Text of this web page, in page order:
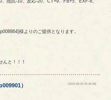
様よりのご提供となります。
んと！！！
） [2023-08-03 20:46:28]